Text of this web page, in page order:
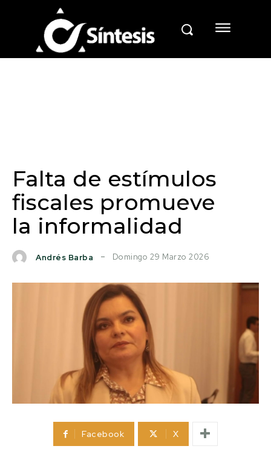
Falta de estímulos
fiscales promueve
la informalidad
Andrés Barba Domingo 29 Marzo 2026
Facebook X